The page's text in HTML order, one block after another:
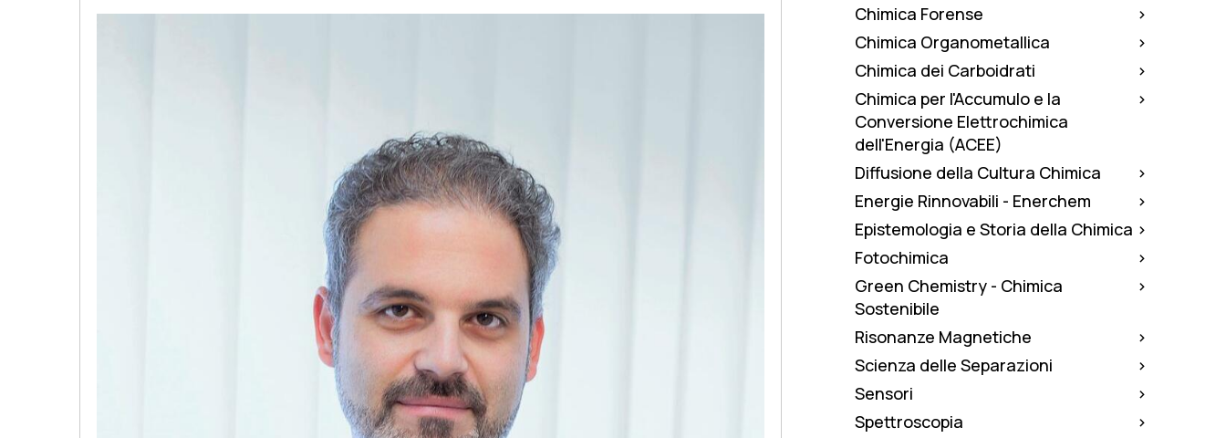
Chimica Forense
Chimica Organometallica
Chimica dei Carboidrati
Chimica per l'Accumulo e la
Conversione Elettrochimica
dell'Energia (ACEE)
Diffusione della Cultura Chimica
Energie Rinnovabili - Enerchem
Epistemologia e Storia della Chimica
Fotochimica
Green Chemistry - Chimica
Sostenibile
Risonanze Magnetiche
Scienza delle Separazioni
Sensori
Spettroscopia